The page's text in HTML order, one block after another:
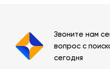
Звоните нам
вопрос с
сегодня